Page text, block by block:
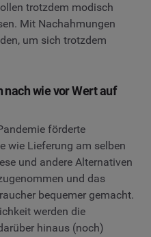
trotzdem modisch
Mit Nachahmungen
um sich trotzdem
nach wie vor Wert auf
förderte
wie Lieferung am selben
und andere Alternativen
und das
bequemer gemacht.
werden die
hinaus (noch)